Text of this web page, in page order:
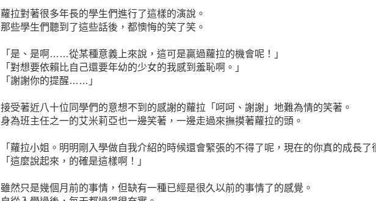
蘿拉對著很多年長的學生們進行了這樣的演說。
那些學生們聽到了這些話後，都懊悔的笑了笑。
「是、是啊……從某種意義上來說，這可是贏過蘿拉的機會呢！」
「對想要依賴比自己還要年幼的少女的我感到羞恥啊。」
「謝謝你的提醒……」
接受著近八十位同學們的意想不到的感謝的蘿拉「呵呵、謝謝」地難為情的笑著。
身為班主任之一的艾米莉亞也一邊笑著，一邊走過來撫摸著蘿拉的頭。
「蘿拉小姐。明明剛入學做自我介紹的時候還會緊張的不得了呢，現在的你真的成長了
「這麼說起來，的確是這樣啊！」
雖然只是幾個月前的事情，但缺有一種已經是很久以前的事情了的感覺。